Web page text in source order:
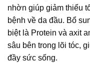
nhờn giúp giảm thiểu
bệnh về da đầu. Bổ
biệt là Protein và axit
sâu bên trong lõi tóc,
đầy sức sống.